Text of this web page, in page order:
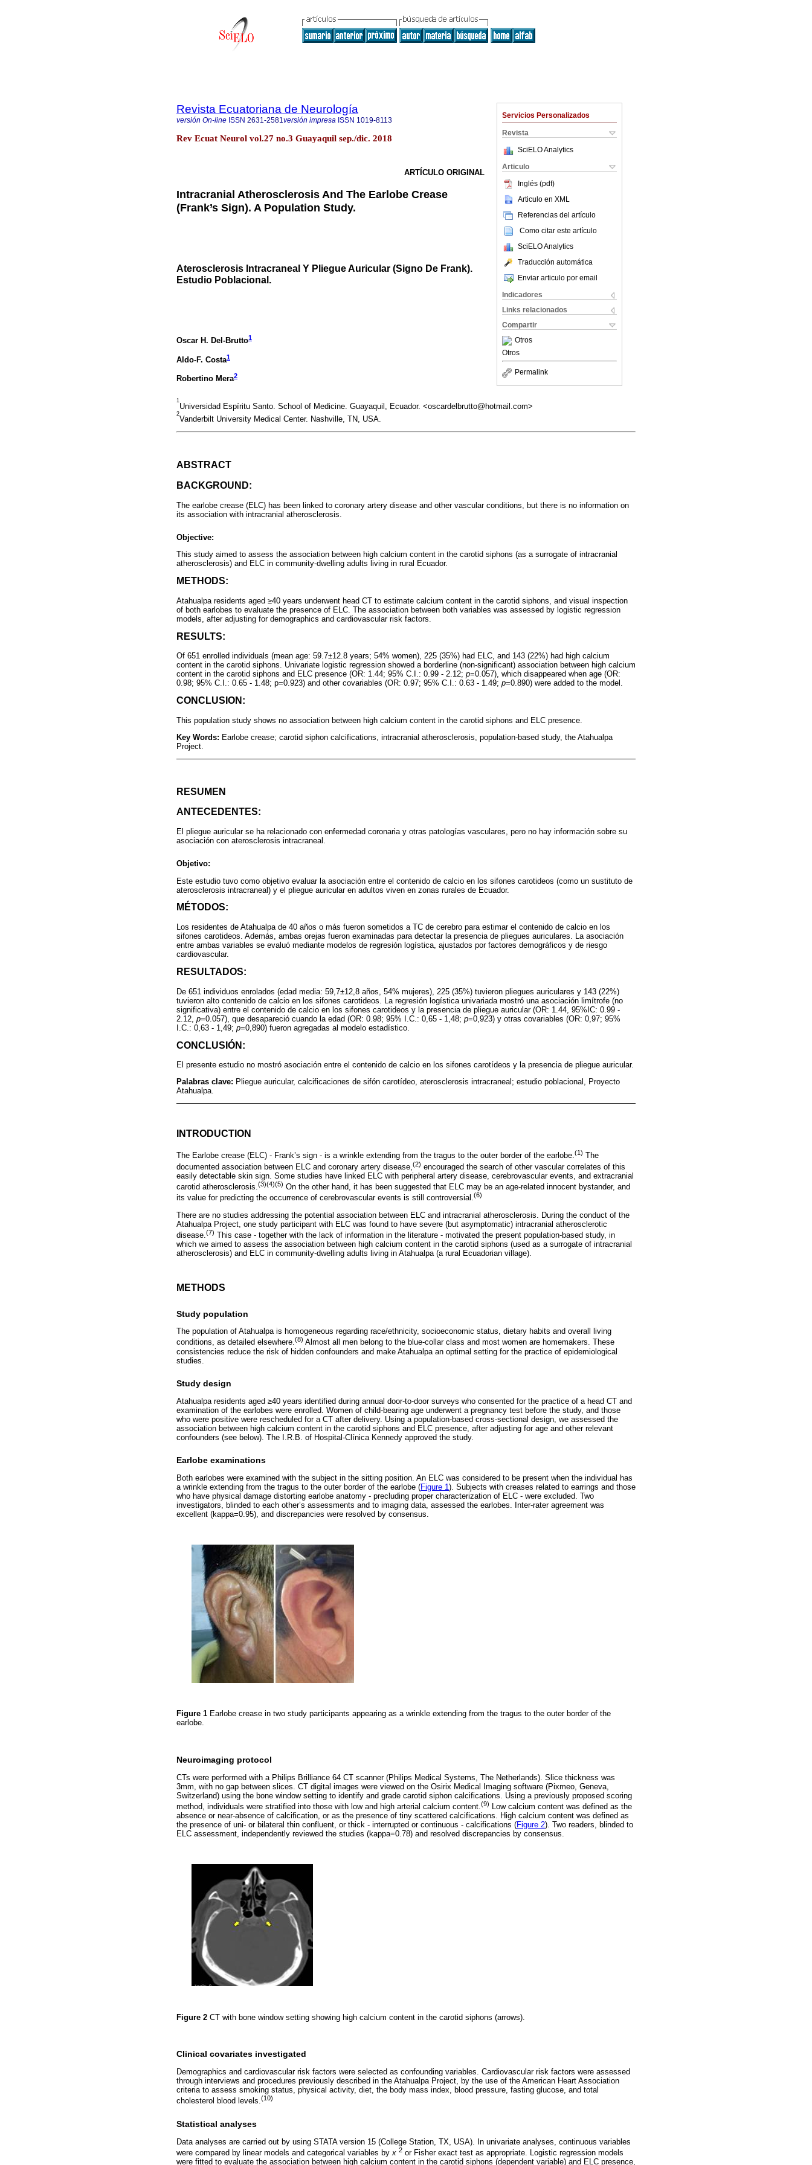
Servicios Personalizados
Revista
SciELO Analytics
Articulo
Inglés (pdf)
Articulo en XML
Referencias del artículo
Como citar este artículo
SciELO Analytics
Traducción automática
Enviar articulo por email
Indicadores
Links relacionados
Compartir
Otros
Otros
Permalink
Revista Ecuatoriana de Neurología
versión On-line ISSN 2631-2581versión impresa ISSN 1019-8113
Rev Ecuat Neurol vol.27 no.3 Guayaquil sep./dic. 2018
ARTÍCULO ORIGINAL
Intracranial Atherosclerosis And The Earlobe Crease
(Frank’s Sign). A Population Study.
Aterosclerosis Intracraneal Y Pliegue Auricular (Signo De Frank).
Estudio Poblacional.
Oscar H. Del-Brutto1
Aldo-F. Costa1
Robertino Mera2
1
Universidad Espíritu Santo. School of Medicine. Guayaquil, Ecuador. <oscardelbrutto@hotmail.com>
2
Vanderbilt University Medical Center. Nashville, TN, USA.
ABSTRACT
BACKGROUND:
The earlobe crease (ELC) has been linked to coronary artery disease and other vascular conditions, but there is no information on
its association with intracranial atherosclerosis.
Objective:
This study aimed to assess the association between high calcium content in the carotid siphons (as a surrogate of intracranial
atherosclerosis) and ELC in community-dwelling adults living in rural Ecuador.
METHODS:
Atahualpa residents aged ≥40 years underwent head CT to estimate calcium content in the carotid siphons, and visual inspection
of both earlobes to evaluate the presence of ELC. The association between both variables was assessed by logistic regression
models, after adjusting for demographics and cardiovascular risk factors.
RESULTS:
Of 651 enrolled individuals (mean age: 59.7±12.8 years; 54% women), 225 (35%) had ELC, and 143 (22%) had high calcium
content in the carotid siphons. Univariate logistic regression showed a borderline (non-significant) association between high calcium
content in the carotid siphons and ELC presence (OR: 1.44; 95% C.I.: 0.99 - 2.12; p=0.057), which disappeared when age (OR:
0.98; 95% C.I.: 0.65 - 1.48; p=0.923) and other covariables (OR: 0.97; 95% C.I.: 0.63 - 1.49; p=0.890) were added to the model.
CONCLUSION:
This population study shows no association between high calcium content in the carotid siphons and ELC presence.
Key Words: Earlobe crease; carotid siphon calcifications, intracranial atherosclerosis, population-based study, the Atahualpa
Project.
RESUMEN
ANTECEDENTES:
El pliegue auricular se ha relacionado con enfermedad coronaria y otras patologías vasculares, pero no hay información sobre su
asociación con aterosclerosis intracraneal.
Objetivo:
Este estudio tuvo como objetivo evaluar la asociación entre el contenido de calcio en los sifones carotideos (como un sustituto de
aterosclerosis intracraneal) y el pliegue auricular en adultos viven en zonas rurales de Ecuador.
MÉTODOS:
Los residentes de Atahualpa de 40 años o más fueron sometidos a TC de cerebro para estimar el contenido de calcio en los
sifones carotideos. Además, ambas orejas fueron examinadas para detectar la presencia de pliegues auriculares. La asociación
entre ambas variables se evaluó mediante modelos de regresión logística, ajustados por factores demográficos y de riesgo
cardiovascular.
RESULTADOS:
De 651 individuos enrolados (edad media: 59,7±12,8 años, 54% mujeres), 225 (35%) tuvieron pliegues auriculares y 143 (22%)
tuvieron alto contenido de calcio en los sifones carotideos. La regresión logística univariada mostró una asociación limítrofe (no
significativa) entre el contenido de calcio en los sifones carotideos y la presencia de pliegue auricular (OR: 1.44, 95%IC: 0.99 -
2.12, p=0.057), que desapareció cuando la edad (OR: 0.98; 95% I.C.: 0,65 - 1,48; p=0,923) y otras covariables (OR: 0,97; 95%
I.C.: 0,63 - 1,49; p=0,890) fueron agregadas al modelo estadístico.
CONCLUSIÓN:
El presente estudio no mostró asociación entre el contenido de calcio en los sifones carotídeos y la presencia de pliegue auricular.
Palabras clave: Pliegue auricular, calcificaciones de sifón carotídeo, aterosclerosis intracraneal; estudio poblacional, Proyecto
Atahualpa.
INTRODUCTION
The Earlobe crease (ELC) - Frank’s sign - is a wrinkle extending from the tragus to the outer border of the earlobe.(1) The
documented association between ELC and coronary artery disease,(2) encouraged the search of other vascular correlates of this
easily detectable skin sign. Some studies have linked ELC with peripheral artery disease, cerebrovascular events, and extracranial
carotid atherosclerosis.(3)(4)(5) On the other hand, it has been suggested that ELC may be an age-related innocent bystander, and
its value for predicting the occurrence of cerebrovascular events is still controversial.(6)
There are no studies addressing the potential association between ELC and intracranial atherosclerosis. During the conduct of the
Atahualpa Project, one study participant with ELC was found to have severe (but asymptomatic) intracranial atherosclerotic
disease.(7) This case - together with the lack of information in the literature - motivated the present population-based study, in
which we aimed to assess the association between high calcium content in the carotid siphons (used as a surrogate of intracranial
atherosclerosis) and ELC in community-dwelling adults living in Atahualpa (a rural Ecuadorian village).
METHODS
Study population
The population of Atahualpa is homogeneous regarding race/ethnicity, socioeconomic status, dietary habits and overall living
conditions, as detailed elsewhere.(8) Almost all men belong to the blue-collar class and most women are homemakers. These
consistencies reduce the risk of hidden confounders and make Atahualpa an optimal setting for the practice of epidemiological
studies.
Study design
Atahualpa residents aged ≥40 years identified during annual door-to-door surveys who consented for the practice of a head CT and
examination of the earlobes were enrolled. Women of child-bearing age underwent a pregnancy test before the study, and those
who were positive were rescheduled for a CT after delivery. Using a population-based cross-sectional design, we assessed the
association between high calcium content in the carotid siphons and ELC presence, after adjusting for age and other relevant
confounders (see below). The I.R.B. of Hospital-Clínica Kennedy approved the study.
Earlobe examinations
Both earlobes were examined with the subject in the sitting position. An ELC was considered to be present when the individual has
a wrinkle extending from the tragus to the outer border of the earlobe (Figure 1). Subjects with creases related to earrings and those
who have physical damage distorting earlobe anatomy - precluding proper characterization of ELC - were excluded. Two
investigators, blinded to each other’s assessments and to imaging data, assessed the earlobes. Inter-rater agreement was
excellent (kappa=0.95), and discrepancies were resolved by consensus.
Figure 1 Earlobe crease in two study participants appearing as a wrinkle extending from the tragus to the outer border of the
earlobe.
Neuroimaging protocol
CTs were performed with a Philips Brilliance 64 CT scanner (Philips Medical Systems, The Netherlands). Slice thickness was
3mm, with no gap between slices. CT digital images were viewed on the Osirix Medical Imaging software (Pixmeo, Geneva,
Switzerland) using the bone window setting to identify and grade carotid siphon calcifications. Using a previously proposed scoring
method, individuals were stratified into those with low and high arterial calcium content.(9) Low calcium content was defined as the
absence or near-absence of calcification, or as the presence of tiny scattered calcifications. High calcium content was defined as
the presence of uni- or bilateral thin confluent, or thick - interrupted or continuous - calcifications (Figure 2). Two readers, blinded to
ELC assessment, independently reviewed the studies (kappa=0.78) and resolved discrepancies by consensus.
Figure 2 CT with bone window setting showing high calcium content in the carotid siphons (arrows).
Clinical covariates investigated
Demographics and cardiovascular risk factors were selected as confounding variables. Cardiovascular risk factors were assessed
through interviews and procedures previously described in the Atahualpa Project, by the use of the American Heart Association
criteria to assess smoking status, physical activity, diet, the body mass index, blood pressure, fasting glucose, and total
cholesterol blood levels.(10)
Statistical analyses
Data analyses are carried out by using STATA version 15 (College Station, TX, USA). In univariate analyses, continuous variables
were compared by linear models and categorical variables by x 2 or Fisher exact test as appropriate. Logistic regression models
were fitted to evaluate the association between high calcium content in the carotid siphons (dependent variable) and ELC presence,